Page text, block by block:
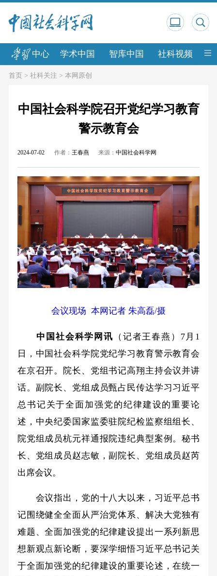
中心 学术中国 智库中国 社科视频 中
首页> 社科关注 > 本网原创
中国社会科学院召开党纪学习教育
警示教育会
2024-07-02 作者： 王春燕 来源：中国社会科学网
会议现场 本网记者 朱高磊/摄
中国社会科学网讯 （记者王春燕）7月1
日，中国社会科学院党纪学习教育警示教育会
在京召开。院长、党组书记高翔主持会议并讲
话。副院长、党组成员甄占民传达学习习近平
总书记关于全面加强党的纪律建设的重要论
述，中央纪委国家监委驻院纪检监察组组长、
院党组成员杭元祥通报院违纪典型案例。秘书
长、党组成员赵志敏，副院长、党组成员赵芮
出席会议。
会议指出，党的十八大以来，习近平总书
记围绕健全全面从严治党体系、解决大党独有
难题、全面加强党的纪律建设提出一系列新思
想新观点新论断，要深学细悟习近平总书记关
于全面加强党的纪律建设的重要论述，在统一